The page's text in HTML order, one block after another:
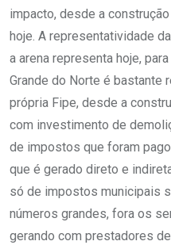
impacto, desde a
hoje. A representatividade
a arena representa hoje,
Grande do Norte é bastante
própria Fipe, desde a
com investimento de
de impostos que foram
que é gerado direto e
só de impostos municipais
números grandes, fora os
gerando com prestadores